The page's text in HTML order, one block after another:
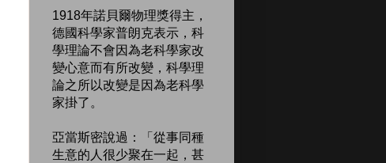
1918年諾貝爾物理獎得主，
德國科學家普朗克表示，科
學理論不會因為老科學家改
變心意而有所改變，科學理
論之所以改變是因為老科學
家掛了。
亞當斯密說過：「從事同種
生意的人很少聚在一起，甚